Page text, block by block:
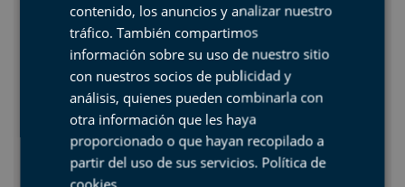
Un Geoparque Europeo apoya la educación
ambiental, la formación y el desarrollo de la
investigación científica en las diferentes disciplinas
de las Ciencias de la Tierra, la mejora del medio
ambiente natural y las políticas de desarrollo
sostenible.
Un Geoparque Europeo debe trabajar para favorecer
BASQUE
ENGLISH
contenido, los anuncios y analizar nuestro
tráfico. También compartimos
información sobre su uso de nuestro sitio
con nuestros socios de publicidad y
análisis, quienes pueden combinarla con
otra información que les haya
proporcionado o que hayan recopilado a
partir del uso de sus servicios. Política de